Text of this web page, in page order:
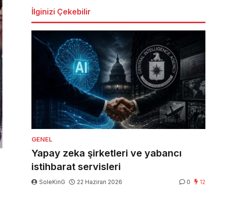
İlginizi Çekebilir
GENEL
Yapay zeka şirketleri ve yabancı
istihbarat servisleri
SoleKinG 22 Haziran 2026 0 12